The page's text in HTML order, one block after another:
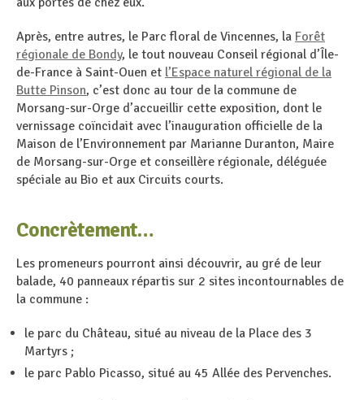
Après, entre autres, le Parc floral de Vincennes, la Forêt
régionale de Bondy, le tout nouveau Conseil régional d’Île-
de-France à Saint-Ouen et l’Espace naturel régional de la
Butte Pinson, c’est donc au tour de la commune de
Morsang-sur-Orge d’accueillir cette exposition, dont le
vernissage coïncidait avec l’inauguration officielle de la
Maison de l’Environnement par Marianne Duranton, Maire
de Morsang-sur-Orge et conseillère régionale, déléguée
spéciale au Bio et aux Circuits courts.
Concrètement…
Les promeneurs pourront ainsi découvrir, au gré de leur
balade, 40 panneaux répartis sur 2 sites incontournables de
la commune :
le parc du Château, situé au niveau de la Place des 3
Martyrs ;
le parc Pablo Picasso, situé au 45 Allée des Pervenches.